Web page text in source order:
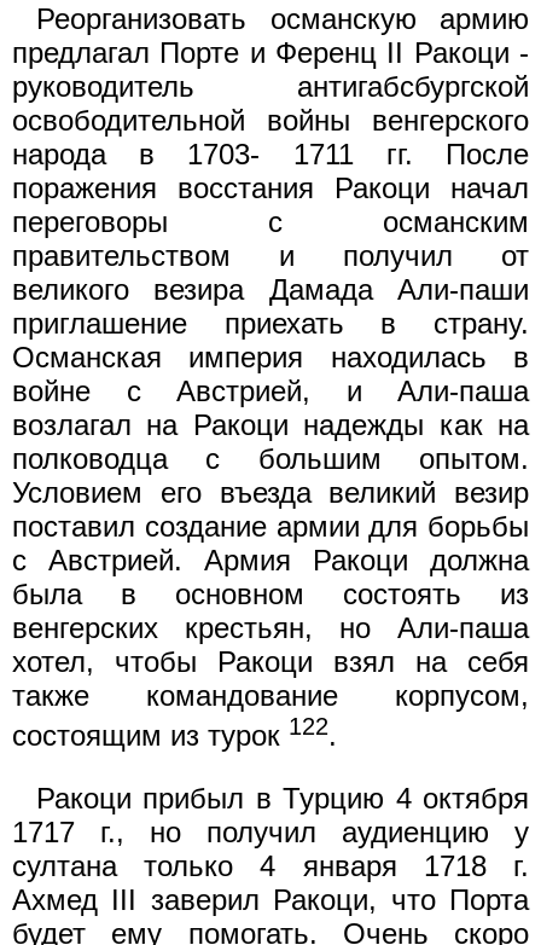
Реорганизовать османскую армию
предлагал Порте и Ференц II Ракоци -
руководитель антигабсбургской
освободительной войны венгерского
народа в 1703- 1711 гг. После
поражения восстания Ракоци начал
переговоры с османским
правительством и получил от
великого везира Дамада Али-паши
приглашение приехать в страну.
Османская империя находилась в
войне с Австрией, и Али-паша
возлагал на Ракоци надежды как на
полководца с большим опытом.
Условием его въезда великий везир
поставил создание армии для борьбы
с Австрией. Армия Ракоци должна
была в основном состоять из
венгерских крестьян, но Али-паша
хотел, чтобы Ракоци взял на себя
также командование корпусом,
состоящим из турок 122.
Ракоци прибыл в Турцию 4 октября
1717 г., но получил аудиенцию у
султана только 4 января 1718 г.
Ахмед III заверил Ракоци, что Порта
будет ему помогать. Очень скоро